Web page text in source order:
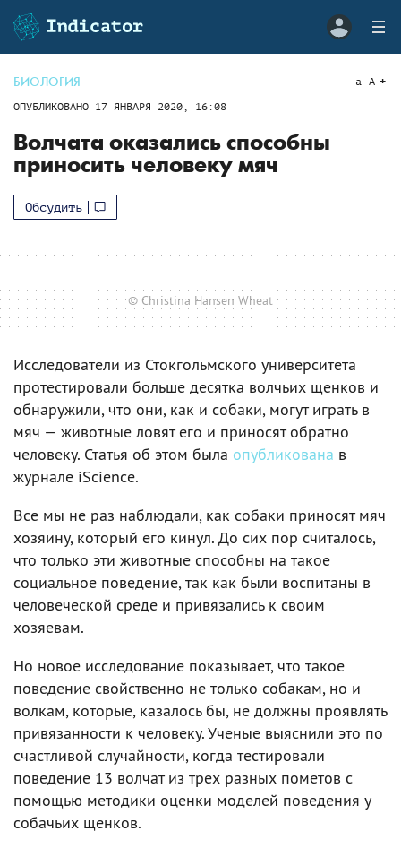
БИОЛОГИЯ
ОПУБЛИКОВАНО 17 ЯНВАРЯ 2020, 16:08
a A
Волчата оказались способны
приносить человеку мяч
Обсудить
© Christina Hansen Wheat
Исследователи из Стокгольмского университета
протестировали больше десятка волчьих щенков и
обнаружили, что они, как и собаки, могут играть в
мяч — животные ловят его и приносят обратно
человеку. Статья об этом была опубликована в
журнале iScience.
Все мы не раз наблюдали, как собаки приносят мяч
хозяину, который его кинул. До сих пор считалось,
что только эти животные способны на такое
социальное поведение, так как были воспитаны в
человеческой среде и привязались к своим
хозяевам.
Но новое исследование показывает, что такое
поведение свойственно не только собакам, но и
волкам, которые, казалось бы, не должны проявлять
привязанности к человеку. Ученые выяснили это по
счастливой случайности, когда тестировали
поведение 13 волчат из трех разных пометов с
помощью методики оценки моделей поведения у
собачьих щенков.